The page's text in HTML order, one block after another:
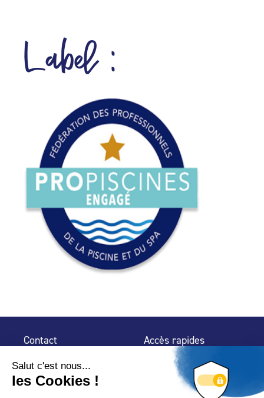
Label :
Contact
32 rue de Mogador
75 009 Paris
Accès rapides
Espace Presse
Trouver un